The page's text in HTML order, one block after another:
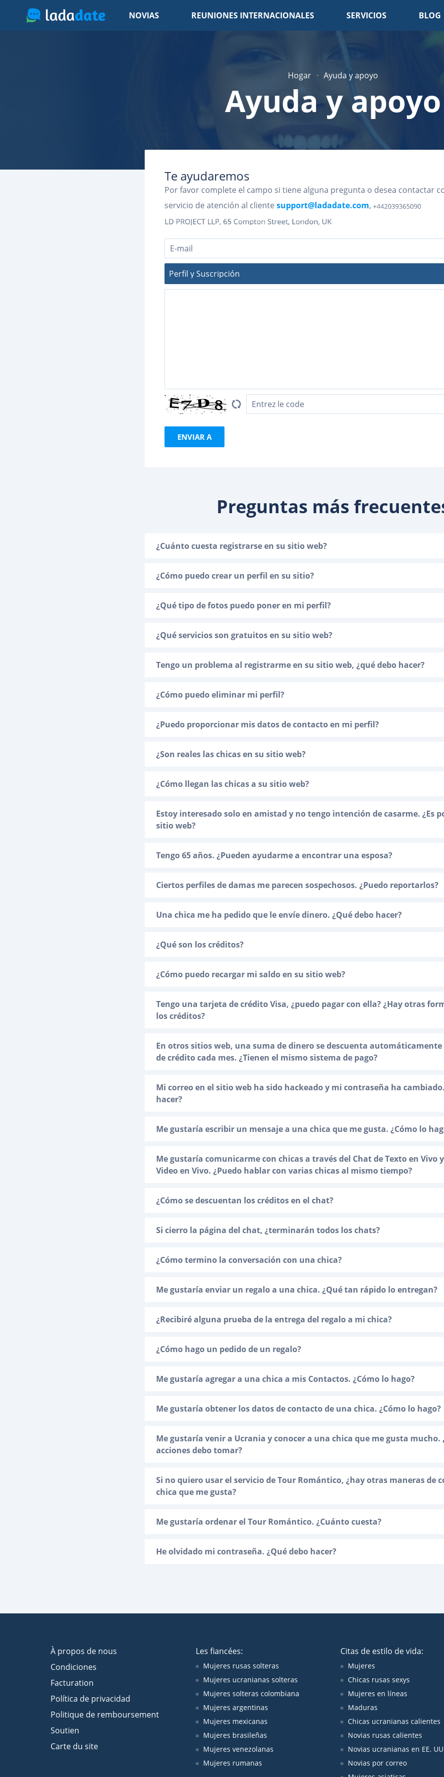
NOVIAS REUNIONES INTERNACIONALES SERVICIOS BLOG
Hogar Ayuda y apoyo
Ayuda y apoyo
Te ayudaremos
Por favor complete el campo si tiene alguna pregunta o desea contactar
servicio de atención al cliente support@ladadate.com,
ENVIAR A
Preguntas más
¿Cuánto cuesta registrarse en su sitio web?
¿Cómo puedo crear un perfil en su sitio?
¿Qué tipo de fotos puedo poner en mi perfil?
¿Qué servicios son gratuitos en su sitio web?
Tengo un problema al registrarme en su sitio web, ¿qué debo hacer?
¿Cómo puedo eliminar mi perfil?
¿Puedo proporcionar mis datos de contacto en mi perfil?
¿Son reales las chicas en su sitio web?
¿Cómo llegan las chicas a su sitio web?
Estoy interesado solo en amistad y no tengo intención de casarme. ¿Es
sitio web?
Tengo 65 años. ¿Pueden ayudarme a encontrar una esposa?
Ciertos perfiles de damas me parecen sospechosos. ¿Puedo reportarlos?
Una chica me ha pedido que le envíe dinero. ¿Qué debo hacer?
¿Qué son los créditos?
¿Cómo puedo recargar mi saldo en su sitio web?
Tengo una tarjeta de crédito Visa, ¿puedo pagar con ella? ¿Hay otras
los créditos?
En otros sitios web, una suma de dinero se descuenta
de crédito cada mes. ¿Tienen el mismo sistema de pago?
Mi correo en el sitio web ha sido hackeado y mi contraseña ha
hacer?
Me gustaría escribir un mensaje a una chica que me gusta. ¿Cómo lo
Me gustaría comunicarme con chicas a través del Chat de Texto en Vivo
Video en Vivo. ¿Puedo hablar con varias chicas al mismo tiempo?
¿Cómo se descuentan los créditos en el chat?
Si cierro la página del chat, ¿terminarán todos los chats?
¿Cómo termino la conversación con una chica?
Me gustaría enviar un regalo a una chica. ¿Qué tan rápido lo entregan?
¿Recibiré alguna prueba de la entrega del regalo a mi chica?
¿Cómo hago un pedido de un regalo?
Me gustaría agregar a una chica a mis Contactos. ¿Cómo lo hago?
Me gustaría obtener los datos de contacto de una chica. ¿Cómo lo hago?
Me gustaría venir a Ucrania y conocer a una chica que me gusta mucho.
acciones debo tomar?
Si no quiero usar el servicio de Tour Romántico, ¿hay otras maneras de
chica que me gusta?
Me gustaría ordenar el Tour Romántico. ¿Cuánto cuesta?
He olvidado mi contraseña. ¿Qué debo hacer?
À propos de nous
Condiciones
Facturation
Política de privacidad
Politique de remboursement
Soutien
Carte du site
Les fiancées:
Mujeres rusas solteras
Mujeres ucranianas solteras
Mujeres solteras colombiana
Mujeres argentinas
Mujeres mexicanas
Mujeres brasileñas
Mujeres venezolanas
Mujeres rumanas
Citas de estilo de vida:
Mujeres
Chicas rusas sexys
Mujeres en líneas
Maduras
Chicas ucranianas calientes
Novias rusas calientes
Novias ucranianas en EE.
Novias por correo